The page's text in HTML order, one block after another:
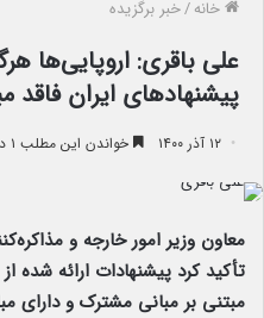
خانه/خبر برگزیده
علی باقری: اروپایی‌ها
پیشنهادهای ایران
۱۲ آذر ۱۴۰۰ خواندن این مطلب ۱ دقیقه زمان میبرد
معاون وزیر امور خارجه و
تأکید کرد پیشنهادات ارائه
مبتنی بر مبانی مشترک و دارای